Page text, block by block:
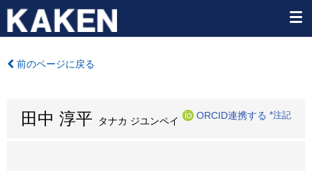
前のページに戻る
田中 淳平 タナカ ジユンペイ
ORCID連携する *注記